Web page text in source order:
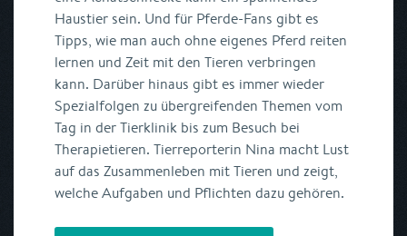
Haustier sein. Und für Pferde-Fans gibt es
Tipps, wie man auch ohne eigenes Pferd reiten
lernen und Zeit mit den Tieren verbringen
kann. Darüber hinaus gibt es immer wieder
Spezialfolgen zu übergreifenden Themen vom
Tag in der Tierklinik bis zum Besuch bei
Therapietieren. Tierreporterin Nina macht Lust
auf das Zusammenleben mit Tieren und zeigt,
welche Aufgaben und Pflichten dazu gehören.